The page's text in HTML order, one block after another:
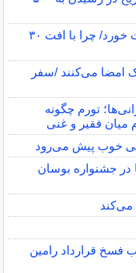
گوشت ۴ هزار تومانی این‌گونه میلیونی قیمت خورد/ چرا با افت ۳۰
امضا می‌کنند /سفر
تورم چگونه
خوب پیش می‌رود
در جشنواره بوسان
می‌کند
فسخ قرارداد رامین